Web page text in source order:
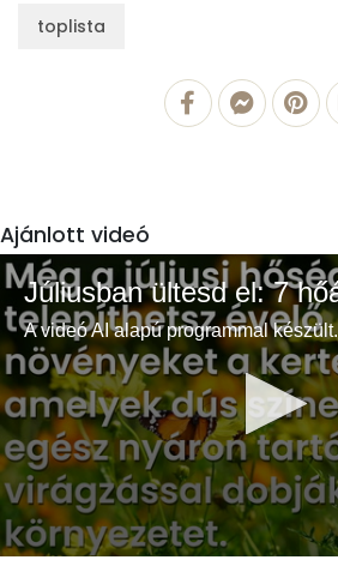
toplista
Ajánlott videó
A videó AI alapú programmal készült.